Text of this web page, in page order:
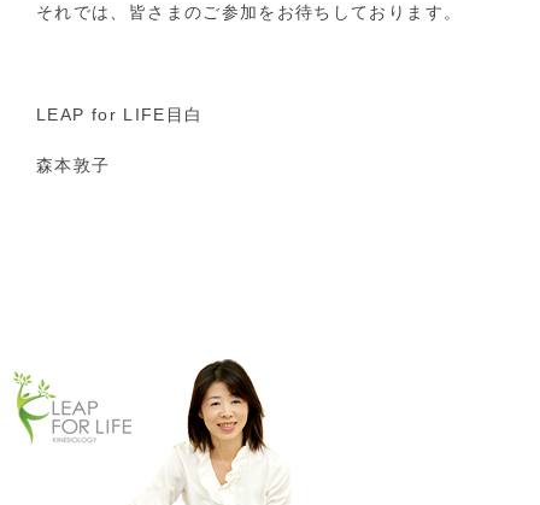
それでは、皆さまのご参加をお待ちしております。
LEAP for LIFE目白
森本敦子